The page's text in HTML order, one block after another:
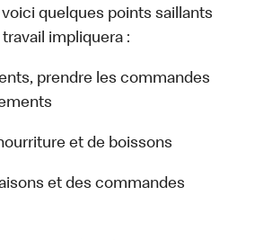
quelques points saillants
impliquera :
prendre les commandes
et de boissons
et des commandes